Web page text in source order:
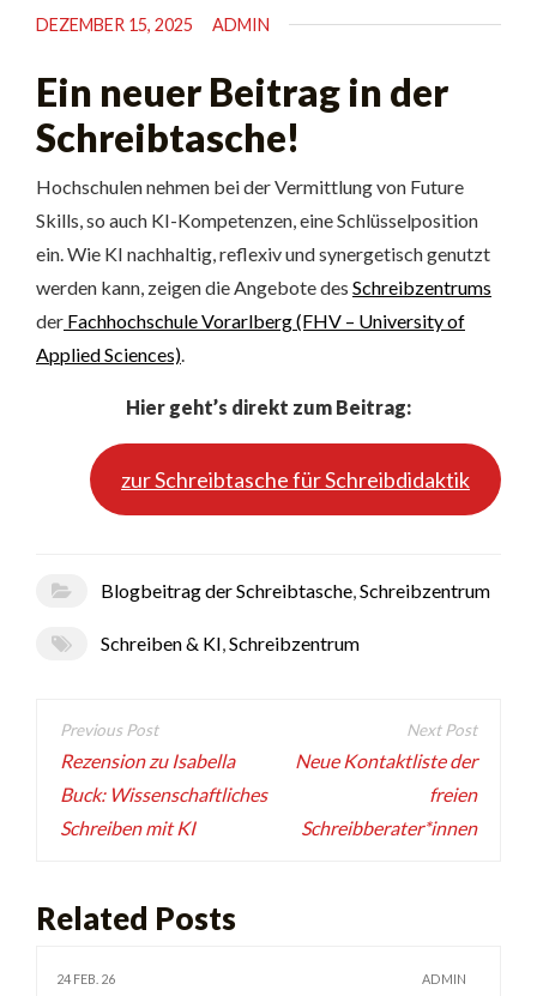
DEZEMBER 15, 2025 ADMIN
Ein neuer Beitrag in der
Schreibtasche!
Hochschulen nehmen bei der Vermittlung von Future
Skills, so auch KI-Kompetenzen, eine Schlüsselposition
ein. Wie KI nachhaltig, reflexiv und synergetisch genutzt
werden kann, zeigen die Angebote des Schreibzentrums
der Fachhochschule Vorarlberg (FHV – University of
Applied Sciences).
Hier geht’s direkt zum Beitrag:
zur Schreibtasche für Schreibdidaktik
Blogbeitrag der Schreibtasche,Schreibzentrum
Schreiben & KI,Schreibzentrum
Beitragsnavigation
Rezension zu Isabella
Buck: Wissenschaftliches
Schreiben mit KI
Neue Kontaktliste der
freien
Schreibberater*innen
Related Posts
24 FEB. 26 ADMIN